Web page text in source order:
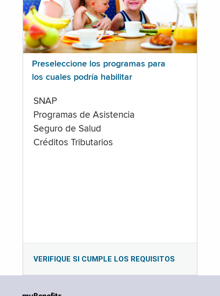
Preseleccione los programas para
los cuales podría habilitar
SNAP
Programas de Asistencia
Seguro de Salud
Créditos Tributarios
VERIFIQUE SI CUMPLE LOS REQUISITOS